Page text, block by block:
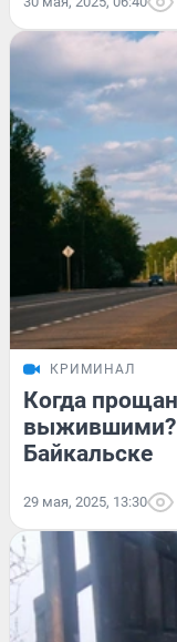
КРИМИНАЛ
Когда
выжившими?
Байкальске
29 мая, 2025, 13:30